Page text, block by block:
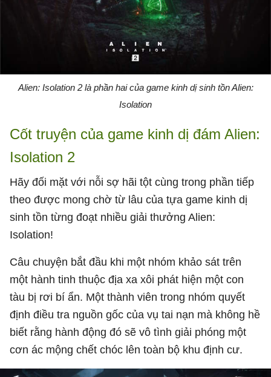
Alien: Isolation 2 là phần hai của game kinh dị sinh tồn Alien:
Isolation
Cốt truyện của game kinh dị đám Alien:
Isolation 2
Hãy đối mặt với nỗi sợ hãi tột cùng trong phần tiếp
theo được mong chờ từ lâu của tựa game kinh dị
sinh tồn từng đoạt nhiều giải thưởng Alien:
Isolation!
Câu chuyện bắt đầu khi một nhóm khảo sát trên
một hành tinh thuộc địa xa xôi phát hiện một con
tàu bị rơi bí ẩn. Một thành viên trong nhóm quyết
định điều tra nguồn gốc của vụ tai nạn mà không hề
biết rằng hành động đó sẽ vô tình giải phóng một
cơn ác mộng chết chóc lên toàn bộ khu định cư.